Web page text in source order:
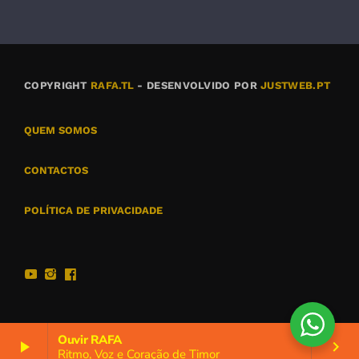
play_arrow
Ouvir RAFA
Ritmo, Voz e Coração de Timor
keyboard_arrow_right
COPYRIGHT RAFA.TL - DESENVOLVIDO PORJUSTWEB.PT
QUEM SOMOS
CONTACTOS
POLÍTICA DE PRIVACIDADE